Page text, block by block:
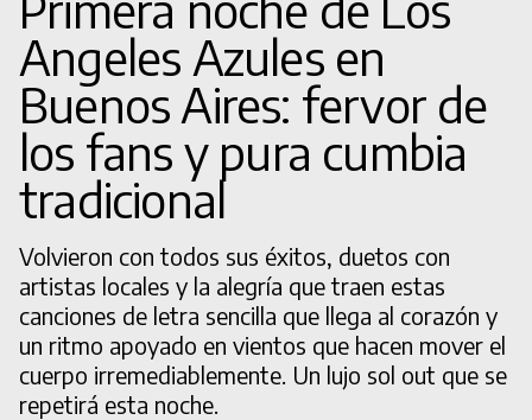
BUSCAR
Angeles Azules en
Buenos Aires: fervor de
los fans y pura cumbia
tradicional
Volvieron con todos sus éxitos, duetos con
artistas locales y la alegría que traen estas
canciones de letra sencilla que llega al corazón y
un ritmo apoyado en vientos que hacen mover el
cuerpo irremediablemente. Un lujo sol out que se
repetirá esta noche.